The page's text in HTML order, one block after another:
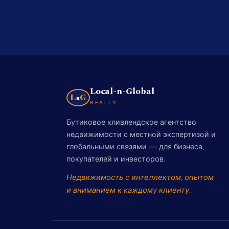
LnG Local-n-Global
REALTY
Бутиковое кливлендское агентство
недвижимости с местной экспертизой и
глобальными связями — для бизнеса,
покупателей и инвесторов.
Недвижимость с интеллектом, опытом
и вниманием к каждому клиенту.